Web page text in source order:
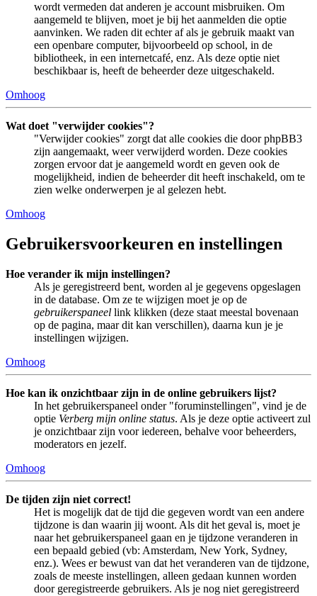
wordt vermeden dat anderen je account misbruiken. Om
aangemeld te blijven, moet je bij het aanmelden die optie
aanvinken. We raden dit echter af als je gebruik maakt van
een openbare computer, bijvoorbeeld op school, in de
bibliotheek, in een internetcafé, enz. Als deze optie niet
beschikbaar is, heeft de beheerder deze uitgeschakeld.
Omhoog
Wat doet "verwijder cookies"?
"Verwijder cookies" zorgt dat alle cookies die door phpBB3
zijn aangemaakt, weer verwijderd worden. Deze cookies
zorgen ervoor dat je aangemeld wordt en geven ook de
mogelijkheid, indien de beheerder dit heeft inschakeld, om te
zien welke onderwerpen je al gelezen hebt.
Omhoog
Gebruikersvoorkeuren en instellingen
Hoe verander ik mijn instellingen?
Als je geregistreerd bent, worden al je gegevens opgeslagen
in de database. Om ze te wijzigen moet je op de
gebruikerspaneel link klikken (deze staat meestal bovenaan
op de pagina, maar dit kan verschillen), daarna kun je je
instellingen wijzigen.
Omhoog
Hoe kan ik onzichtbaar zijn in de online gebruikers lijst?
In het gebruikerspaneel onder "foruminstellingen", vind je de
optie Verberg mijn online status. Als je deze optie activeert zul
je onzichtbaar zijn voor iedereen, behalve voor beheerders,
moderators en jezelf.
Omhoog
De tijden zijn niet correct!
Het is mogelijk dat de tijd die gegeven wordt van een andere
tijdzone is dan waarin jij woont. Als dit het geval is, moet je
naar het gebruikerspaneel gaan en je tijdzone veranderen in
een bepaald gebied (vb: Amsterdam, New York, Sydney,
enz.). Wees er bewust van dat het veranderen van de tijdzone,
zoals de meeste instellingen, alleen gedaan kunnen worden
door geregistreerde gebruikers. Als je nog niet geregistreerd